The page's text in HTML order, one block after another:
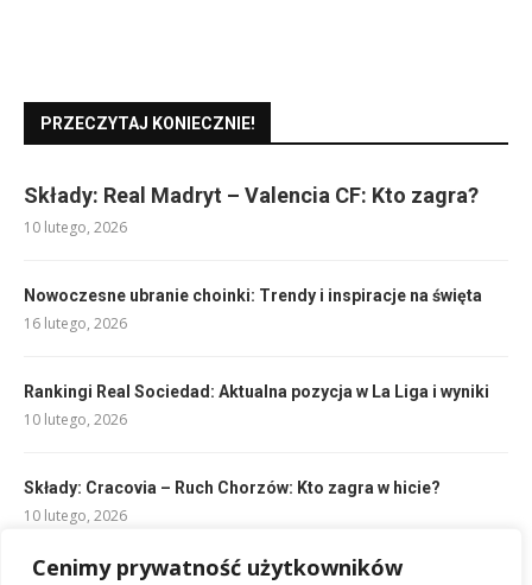
Cenimy prywatność użytkowników
PRZECZYTAJ KONIECZNIE!
Składy: Real Madryt – Valencia CF: Kto zagra?
10 lutego, 2026
Nowoczesne ubranie choinki: Trendy i inspiracje na święta
16 lutego, 2026
Rankingi Real Sociedad: Aktualna pozycja w La Liga i wyniki
10 lutego, 2026
Składy: Cracovia – Ruch Chorzów: Kto zagra w hicie?
10 lutego, 2026